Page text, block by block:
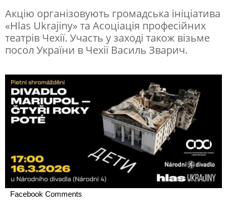
и
к
л
д
а
п
и
Акцію організовують громадська ініціатива
«Hlas Ukrajiny» та Асоціація професійних
театрів Чехії. Участь у заході також візьме
посол України в Чехії Василь Зварич.
Facebook Comments